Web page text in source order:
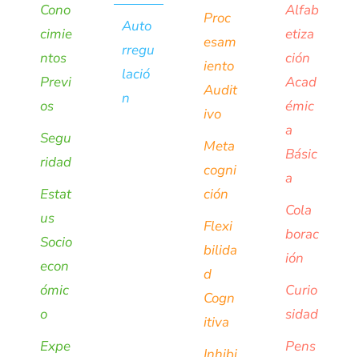
Cono
cimie
ntos
Previ
os
Segu
ridad
Estat
us
Socio
econ
ómic
o
Expe
Auto
rregu
lació
n
Proc
esam
iento
Audit
ivo
Meta
cogni
ción
Flexi
bilida
d
Cogn
itiva
Alfab
etiza
ción
Acad
émic
a
Básic
a
Cola
borac
ión
Curio
sidad
Pens